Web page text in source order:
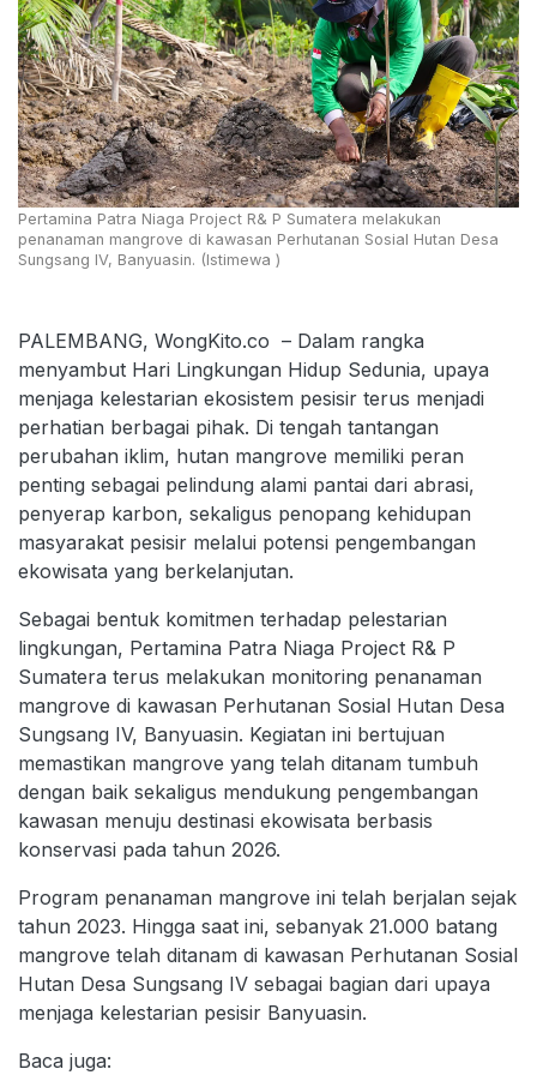
Pertamina Patra Niaga Project R& P Sumatera melakukan
penanaman mangrove di kawasan Perhutanan Sosial Hutan Desa
Sungsang IV, Banyuasin. (Istimewa )
PALEMBANG, WongKito.co – Dalam rangka
menyambut Hari Lingkungan Hidup Sedunia, upaya
menjaga kelestarian ekosistem pesisir terus menjadi
perhatian berbagai pihak. Di tengah tantangan
perubahan iklim, hutan mangrove memiliki peran
penting sebagai pelindung alami pantai dari abrasi,
penyerap karbon, sekaligus penopang kehidupan
masyarakat pesisir melalui potensi pengembangan
ekowisata yang berkelanjutan.
Sebagai bentuk komitmen terhadap pelestarian
lingkungan, Pertamina Patra Niaga Project R& P
Sumatera terus melakukan monitoring penanaman
mangrove di kawasan Perhutanan Sosial Hutan Desa
Sungsang IV, Banyuasin. Kegiatan ini bertujuan
memastikan mangrove yang telah ditanam tumbuh
dengan baik sekaligus mendukung pengembangan
kawasan menuju destinasi ekowisata berbasis
konservasi pada tahun 2026.
Program penanaman mangrove ini telah berjalan sejak
tahun 2023. Hingga saat ini, sebanyak 21.000 batang
mangrove telah ditanam di kawasan Perhutanan Sosial
Hutan Desa Sungsang IV sebagai bagian dari upaya
menjaga kelestarian pesisir Banyuasin.
Baca juga: